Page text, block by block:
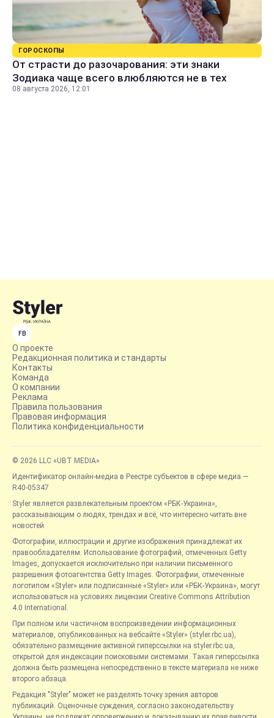
ГОРОСКОПЫ
От страсти до разочарования: эти знаки
Зодиака чаще всего влюбляются не в тех
08 августа 2026, 12:01
FB
О проекте
Редакционная политика и стандарты
Контакты
Команда
О компании
Реклама
Правила пользования
Правовая информация
Политика конфиденциальности
© 2026 LLC «UBT MEDIA»
Идентификатор онлайн-медиа в Реестре субъектов в сфере медиа —
R40-05347
Styler является развлекательным проектом «РБК-Украина»,
рассказывающим о людях, трендах и всё, что интересно читать вне
новостей.
Фотографии, иллюстрации и другие изображения принадлежат их
правообладателям. Использование фотографий, отмеченных Getty
Images, допускается исключительно при наличии письменного
разрешения фотоагентства Getty Images. Фотографии, отмеченные
логотипом «Styler» или подписанные «Styler» или «РБК-Украина», могут
использоваться на условиях лицензии Creative Commons Attribution
4.0 International.
При полном или частичном воспроизведении информационных
материалов, опубликованных на вебсайте «Styler» (styler.rbc.ua),
обязательно размещение активной гиперссылки на styler.rbc.ua,
открытой для индексации поисковыми системами. Такая гиперссылка
должна быть размещена непосредственно в тексте материала не ниже
второго абзаца.
Редакция "Styler" может не разделять точку зрения авторов
публикаций. Оценочные суждения, согласно законодательству